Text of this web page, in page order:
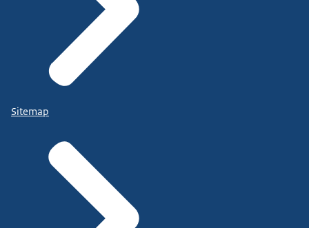
Sitemap